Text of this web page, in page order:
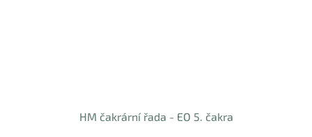
HM čakrární řada - EO 5. čakra